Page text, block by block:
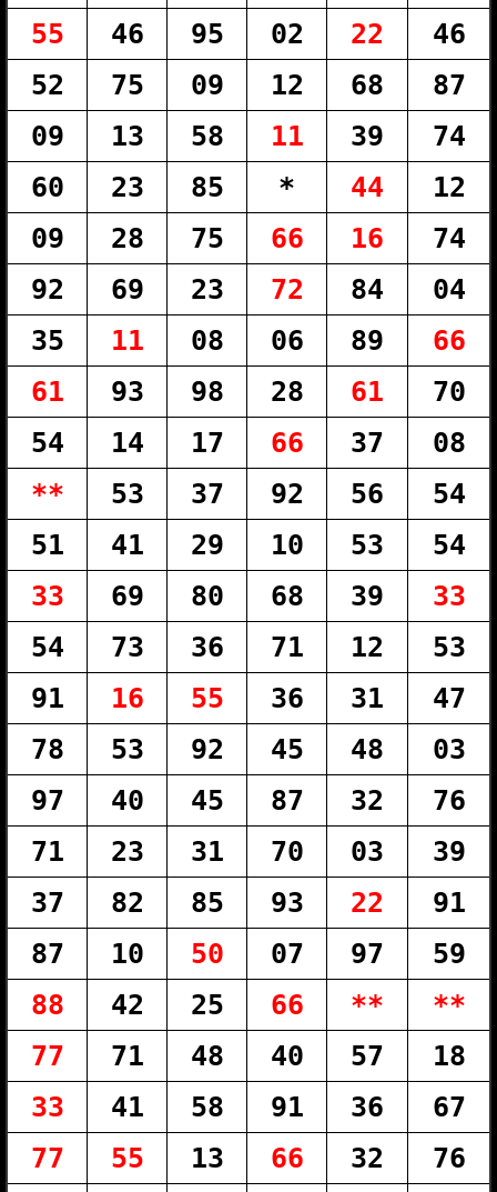
55
46 95 02 22
46
52
75 09 12 68
87
09
13 58 11 39
74
60
23 85 * 44
12
09
28 75 66 16
74
92
69 23 72 84
04
35
11 08 06 89
66
61
93 98 28 61
70
54
14 17 66 37
08
**
53 37 92 56
54
51
41 29 10 53
54
33
69 80 68 39
33
54
73 36 71 12
53
91
16 55 36 31
47
78
53 92 45 48
03
97
40 45 87 32
76
71
23 31 70 03
39
37
82 85 93 22
91
87
10 50 07 97
59
88
42 25 66 **
**
77
71 48 40 57
18
33
41 58 91 36
67
77
55 13 66 32
76